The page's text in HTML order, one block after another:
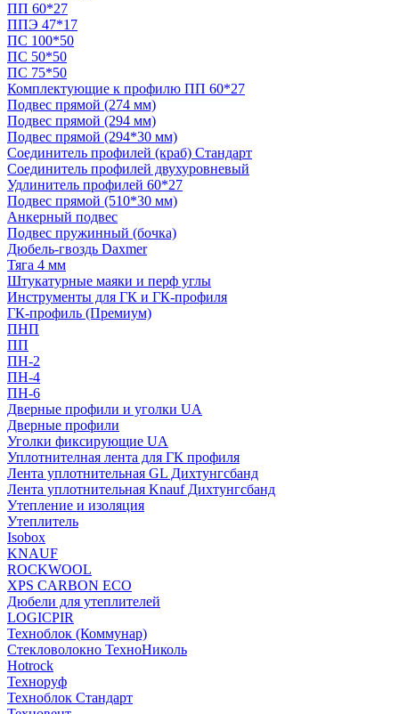
ПП 60*27
ППЭ 47*17
ПС 100*50
ПС 50*50
ПС 75*50
Комплектующие к профилю ПП 60*27
Подвес прямой (274 мм)
Подвес прямой (294 мм)
Подвес прямой (294*30 мм)
Соединитель профилей (краб) Стандарт
Соединитель профилей двухуровневый
Удлинитель профилей 60*27
Подвес прямой (510*30 мм)
Анкерный подвес
Подвес пружинный (бочка)
Дюбель-гвоздь Daxmer
Тяга 4 мм
Штукатурные маяки и перф углы
Инструменты для ГК и ГК-профиля
ГК-профиль (Премиум)
ПНП
ПП
ПН-2
ПН-4
ПН-6
Дверные профили и уголки UA
Дверные профили
Уголки фиксирующие UA
Уплотнителная лента для ГК профиля
Лента уплотнительная GL Дихтунгсбанд
Лента уплотнительная Knauf Дихтунгсбанд
Утепление и изоляция
Утеплитель
Isobox
KNAUF
ROCKWOOL
XPS CARBON ECO
Дюбели для утеплителей
LOGICPIR
Техноблок (Коммунар)
Стекловолокно ТехноНиколь
Hotrock
Технoруф
Техноблок Стандарт